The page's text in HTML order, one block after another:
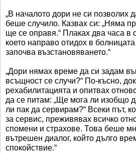
„В началото дори не си позволих
беше случило. Казвах си: „Няма
ще се оправя.“ Плаках два часа в
което направо отидох в
започва възстановяването.“
„Дори нямах време да си задам
всъщност се случи?“ По-късно,
рехабилитацията и опитвах
да се питам: „Ще мога ли изобщо
ли пак да сервирам?“ Всеки път,
за сервис, преживявах всичко
спомени и страхове. Това беше
вътрешен диалог, който дълго
спокойствие.“